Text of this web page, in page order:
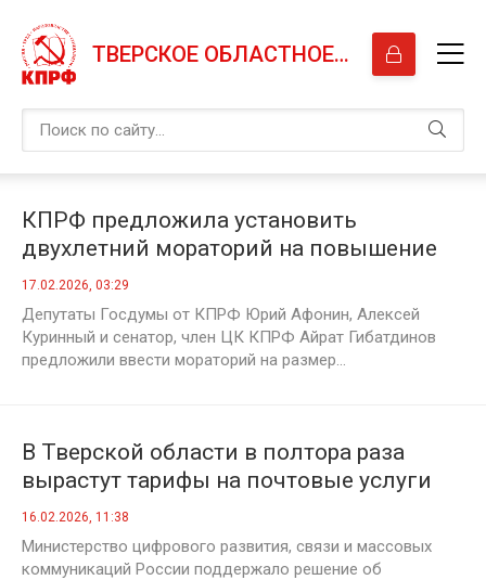
ТВЕРСКОЕ ОБЛАСТНОЕ ОТДЕЛЕНИЕ КПРФ
КПРФ предложила установить
двухлетний мораторий на повышение
тарифов ЖКХ для населения
17.02.2026, 03:29
Депутаты Госдумы от КПРФ Юрий Афонин, Алексей
Куринный и сенатор, член ЦК КПРФ Айрат Гибатдинов
предложили ввести мораторий на размер...
В Тверской области в полтора раза
вырастут тарифы на почтовые услуги
16.02.2026, 11:38
Министерство цифрового развития, связи и массовых
коммуникаций России поддержало решение об